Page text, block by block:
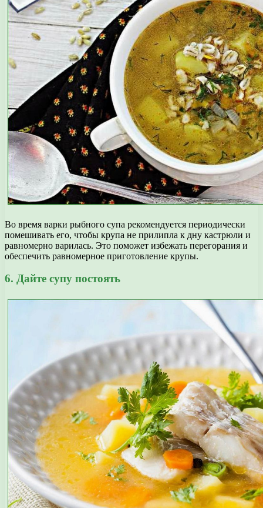
Во время варки рыбного супа рекомендуется периодически
помешивать его, чтобы крупа не прилипла к дну кастрюли и
равномерно варилась. Это поможет избежать перегорания и
обеспечить равномерное приготовление крупы.
6. Дайте супу постоять